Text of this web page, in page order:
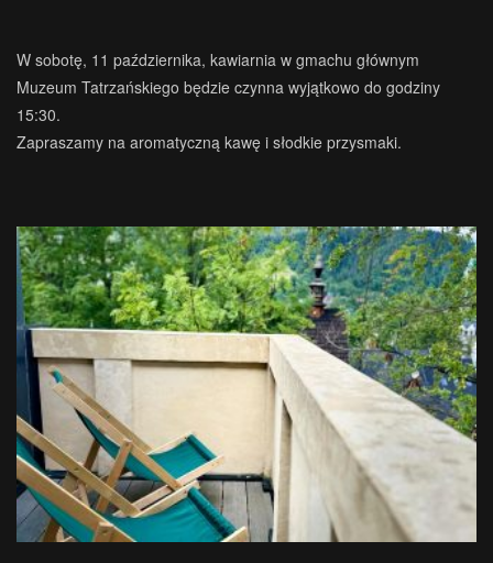
W sobotę, 11 października, kawiarnia w gmachu głównym
Muzeum Tatrzańskiego będzie czynna wyjątkowo do godziny
15:30.
Zapraszamy na aromatyczną kawę i słodkie przysmaki.